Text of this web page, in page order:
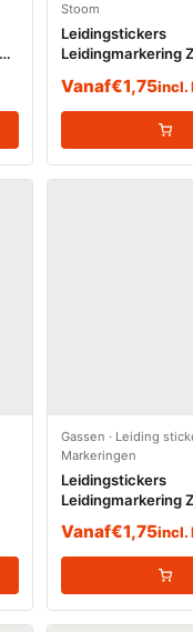
Stoom
Leidingstickers
Leidingmarkering
Vanaf€1,75incl.
Gassen · Leiding
Markeringen
Leidingstickers
Leidingmarkering
Vanaf€1,75incl.